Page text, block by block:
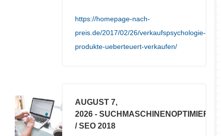
https://homepage-nach-
preis.de/2017/02/26/verkaufspsychologie-
produkte-ueberteuert-verkaufen/
AUGUST 7,
2026 -
/ SEO 2018